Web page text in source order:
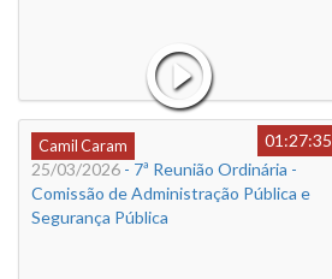
Camil Caram
01:27:35
25/03/2026 - 7ª Reunião Ordinária -
Comissão de Administração Pública e
Segurança Pública